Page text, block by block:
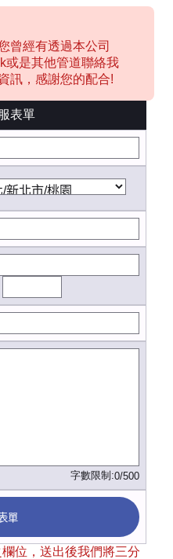
曾經有透過本公司
或是其他管道聯絡我
訊，感謝您的配合!
表單
字數限制:0/500
單
位，送出後我們將三分